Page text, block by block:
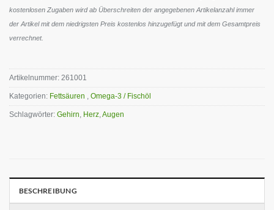
kostenlosen Zugaben wird ab Überschreiten der angegebenen Artikelanzahl immer
der Artikel mit dem niedrigsten Preis kostenlos hinzugefügt und mit dem Gesamtpreis
verrechnet.
Artikelnummer: 261001
Kategorien: Fettsäuren Omega-3 / Fischöl
Schlagwörter: Gehirn Herz Augen
BESCHREIBUNG